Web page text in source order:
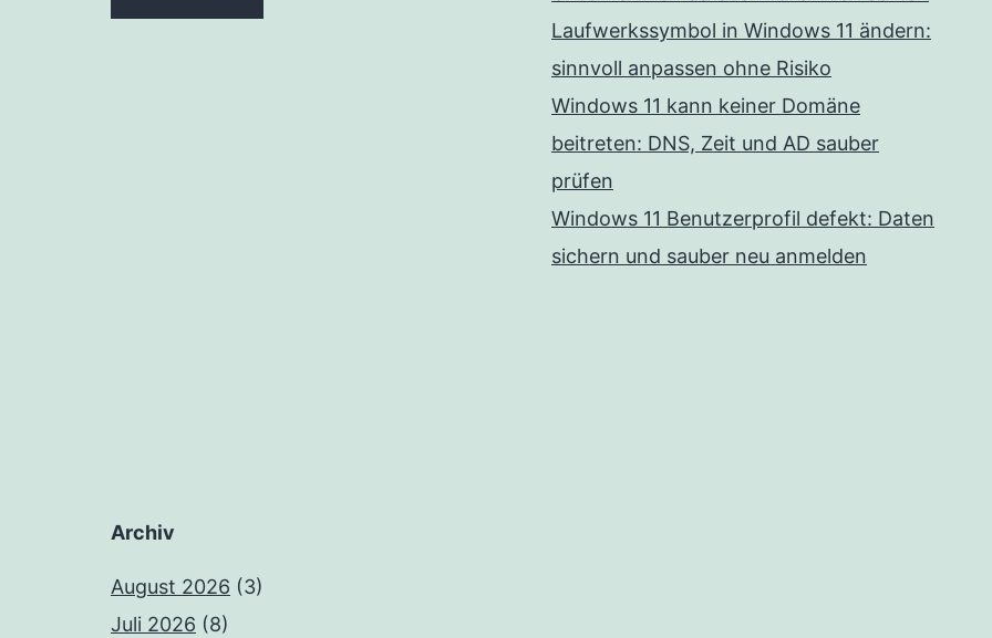
Laufwerkssymbol in Windows 11 ändern:
sinnvoll anpassen ohne Risiko
Windows 11 kann keiner Domäne
beitreten: DNS, Zeit und AD sauber
prüfen
Windows 11 Benutzerprofil defekt: Daten
sichern und sauber neu anmelden
Archiv
August 2026 (3)
Juli 2026 (8)